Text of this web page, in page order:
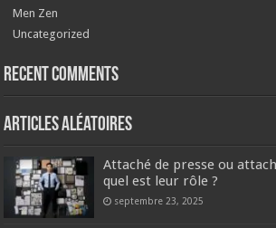
Men Zen
Uncategorized
Recent Comments
Articles aléatoires
Attaché de presse ou
quel est leur rôle ?
septembre 23, 2025